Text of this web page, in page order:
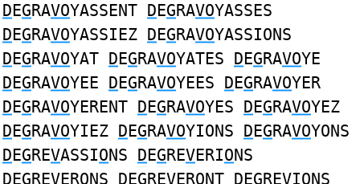
DEGRAVOYASSENT DEGRAVOYASSES
DEGRAVOYASSIEZ DEGRAVOYASSIONS
DEGRAVOYAT DEGRAVOYATES DEGRAVOYE
DEGRAVOYEE DEGRAVOYEES DEGRAVOYER
DEGRAVOYERENT DEGRAVOYES DEGRAVOYEZ
DEGRAVOYIEZ DEGRAVOYIONS DEGRAVOYONS
DEGREVASSIONS DEGREVERIONS
DEGREVERONS DEGREVERONT DEGREVIONS